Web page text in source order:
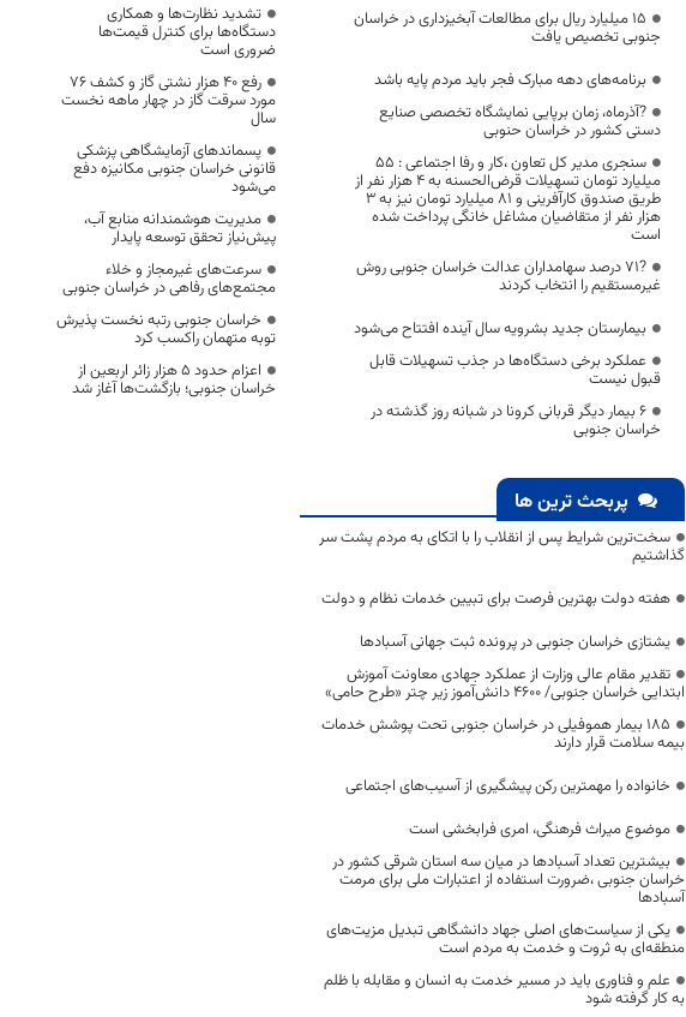
۱۵ میلیارد ریال برای مطالعات آبخیزداری در خراسان
جنوبی تخصیص یافت
برنامه‌های دهه مبارک فجر باید مردم پایه باشد
?آذرماه، زمان برپایی نمایشگاه تخصصی صنایع
دستی کشور در خراسان حنوبی
سنجری مدیر کل تعاون ،کار و رفا اجتماعی : 55
میلیارد تومان تسهیلات قرض‌الحسنه به 4 هزار نفر از
طریق صندوق کارآفرینی و 81 میلیارد تومان نیز به 3
هزار نفر از متقاضیان مشاغل خانگی پرداخت شده
است
?۷۱ درصد سهامداران عدالت خراسان جنوبی روش
غیرمستقیم را انتخاب کردند
بیمارستان جدید بشرویه سال آینده افتتاح می‌شود
عملکرد برخی دستگاه‌ها در جذب تسهیلات قابل
قبول نیست
۶ بیمار دیگر قربانی کرونا در شبانه روز گذشته در
خراسان جنوبی
پربحث ترین ها
سخت‌ترین شرایط پس از انقلاب را با اتکای به مردم پشت سر
گذاشتیم
هفته دولت بهترین فرصت برای تبیین خدمات نظام و دولت
یشتازی خراسان جنوبی در پرونده ثبت جهانی آسبادها
تقدیر مقام عالی وزارت از عملکرد جهادی معاونت آموزش
ابتدایی خراسان جنوبی/ ۴۶۰۰ دانش‌آموز زیر چتر «طرح حامی»
۱۸۵ بیمار هموفیلی در خراسان جنوبی تحت پوشش خدمات
بیمه سلامت قرار دارند
خانواده را مهمترین رکن پیشگیری از آسیب‌های اجتماعی
موضوع میراث فرهنگی، امری فرابخشی است
بیشترین تعداد آسبادها در میان سه استان شرقی کشور در
خراسان جنوبی ،ضرورت استفاده از اعتبارات ملی برای مرمت
آسبادها
یکی از سیاست‌های اصلی جهاد دانشگاهی تبدیل مزیت‌های
منطقه‌ای به ثروت و خدمت به مردم است
علم و فناوری باید در مسیر خدمت به انسان و مقابله با ظلم
به کار گرفته شود
تشدید نظارت‌ها و همکاری
دستگاه‌ها برای کنترل قیمت‌ها
ضروری است
رفع 40 هزار نشتی گاز و کشف 76
مورد سرقت گاز در چهار ماهه نخست
سال
پسماندهای آزمایشگاهی پزشکی
قانونی خراسان جنوبی مکانیزه دفع
می‌شود
مدیریت هوشمندانه منابع آب،
پیش‌نیاز تحقق توسعه پایدار
سرعت‌های غیرمجاز و خلاء
مجتمع‌های رفاهی در خراسان جنوبی
خراسان جنوبی رتبه نخست پذیرش
توبه متهمان راکسب کرد
اعزام حدود 5 هزار زائر اربعین از
خراسان جنوبی؛ بازگشت‌ها آغاز شد